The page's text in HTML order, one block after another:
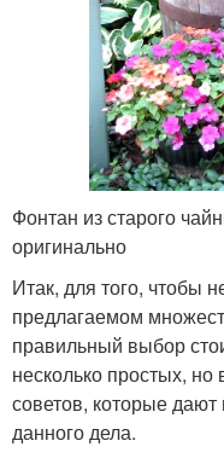
Фонтан из старого
оригинально
Итак, для того, чтобы
предлагаемом
правильный выбор
несколько простых,
советов, которые
данного дела.